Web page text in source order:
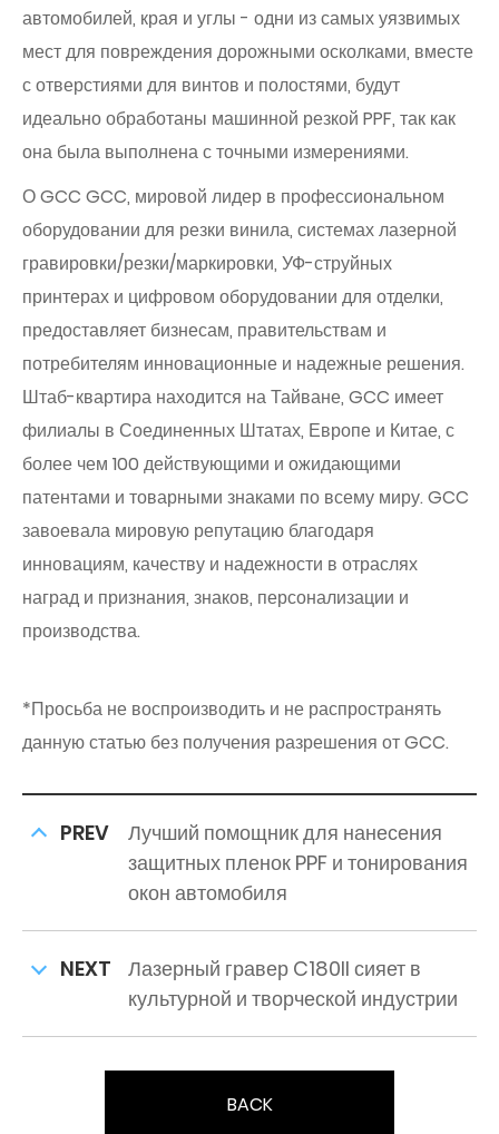
автомобилей, края и углы - одни из самых уязвимых
мест для повреждения дорожными осколками, вместе
с отверстиями для винтов и полостями, будут
идеально обработаны машинной резкой PPF, так как
она была выполнена с точными измерениями.
О GCC GCC, мировой лидер в профессиональном
оборудовании для резки винила, системах лазерной
гравировки/резки/маркировки, УФ-струйных
принтерах и цифровом оборудовании для отделки,
предоставляет бизнесам, правительствам и
потребителям инновационные и надежные решения.
Штаб-квартира находится на Тайване, GCC имеет
филиалы в Соединенных Штатах, Европе и Китае, с
более чем 100 действующими и ожидающими
патентами и товарными знаками по всему миру. GCC
завоевала мировую репутацию благодаря
инновациям, качеству и надежности в отраслях
наград и признания, знаков, персонализации и
производства.
*Просьба не воспроизводить и не распространять
данную статью без получения разрешения от GCC.
PREV
Лучший помощник для нанесения
защитных пленок PPF и тонирования
окон автомобиля
NEXT
Лазерный гравер C180II сияет в
культурной и творческой индустрии
BACK